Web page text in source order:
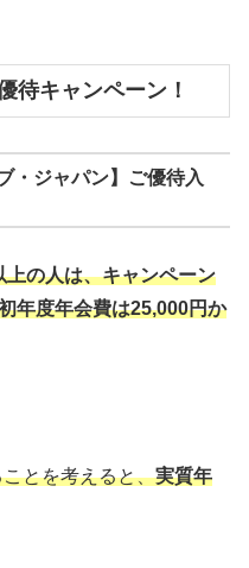
待キャンペーン！
・ジャパン】ご優待入
の人は、キャンペーン
年度年会費は25,000円か
とを考えると、実質年